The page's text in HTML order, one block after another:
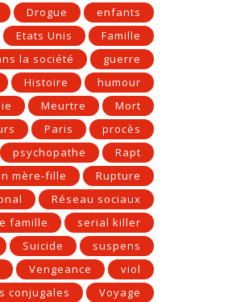
Drogue
enfants
Etats Unis
Famille
la société
guerre
Histoire
humour
Meurtre
Mort
Paris
procès
psychopathe
Rapt
mère-fille
Rupture
Réseau sociaux
famille
serial killer
Suicide
suspens
Vengeance
viol
conjugales
Voyage